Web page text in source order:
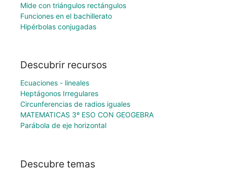
Mide con triángulos rectángulos
Funciones en el bachillerato
Hipérbolas conjugadas
Descubrir recursos
Ecuaciones - lineales
Heptágonos Irregulares
Circunferencias de radios iguales
MATEMATICAS 3º ESO CON GEOGEBRA
Parábola de eje horizontal
Descubre temas